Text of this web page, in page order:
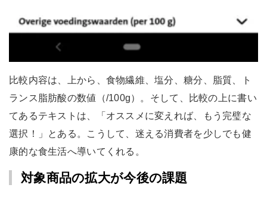
比較内容は、上から、食物繊維、塩分、糖分、脂質、ト
ランス脂肪酸の数値（/100g）。そして、比較の上に書い
てあるテキストは、「オススメに変えれば、もう完璧な
選択！」とある。こうして、迷える消費者を少しでも健
康的な食生活へ導いてくれる。
対象商品の拡大が今後の課題